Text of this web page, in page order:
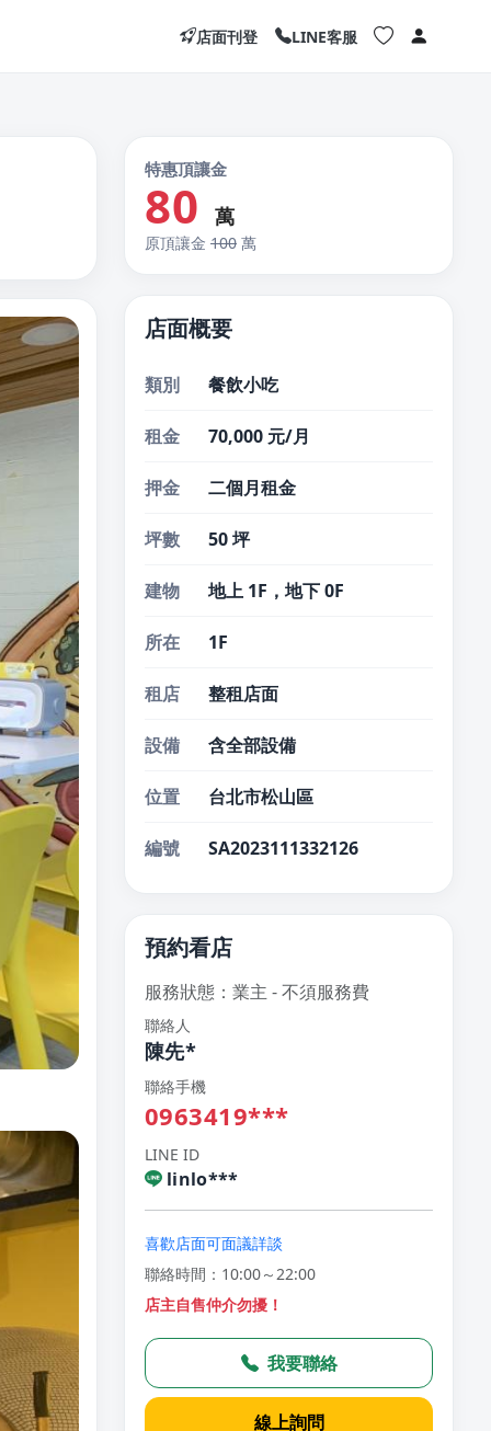
店面刊登 LINE客服
特惠頂讓金
80 萬
原頂讓金 100 萬
店面概要
類別 餐飲小吃
租金 70,000 元/月
押金 二個月租金
坪數 50 坪
建物 地上 1F，地下 0F
所在 1F
租店 整租店面
設備 含全部設備
位置 台北市松山區
編號 SA2023111332126
預約看店
服務狀態：業主 - 不須服務費
聯絡人
陳先*
聯絡手機
0963419***
LINE ID
linlo***
喜歡店面可面議詳談
聯絡時間：10:00～22:00
店主自售仲介勿擾！
我要聯絡
線上詢問